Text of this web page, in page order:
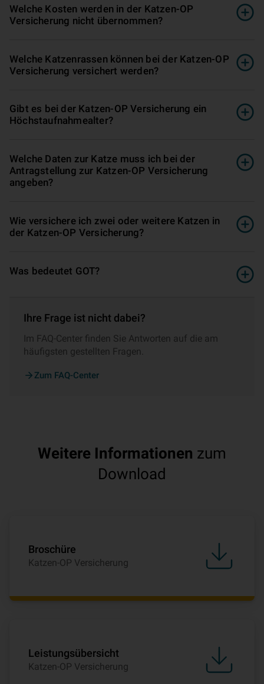
Welche Kosten werden in der Katzen-OP
Versicherung nicht übernommen?
Welche Katzenrassen können bei der Katzen-OP
Versicherung versichert werden?
Gibt es bei der Katzen-OP Versicherung ein
Höchstaufnahmealter?
Welche Daten zur Katze muss ich bei der
Antragstellung zur Katzen-OP Versicherung
angeben?
Wie versichere ich zwei oder weitere Katzen in
der Katzen-OP Versicherung?
Was bedeutet GOT?
Ihre Frage ist nicht dabei?
Im FAQ-Center finden Sie Antworten auf die am
häufigsten gestellten Fragen.
Zum FAQ-Center
Weitere Informationen zum
Download
Broschüre
Katzen-OP Versicherung
Leistungsübersicht
Katzen-OP Versicherung